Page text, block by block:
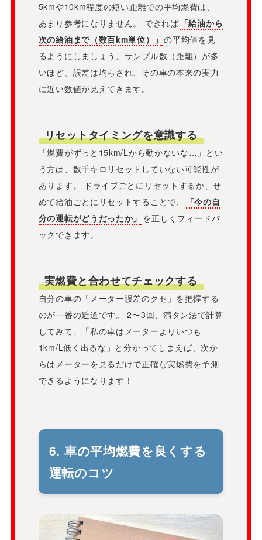
5kmや10km程度の短い距離での平均燃費は、
あまり参考になりません。 できれば 「給油から
次の給油まで（数百km単位）」 の平均値を見
るようにしましょう。サンプル数（距離）が多
いほど、誤差は均らされ、その車の本来の実力
に近い数値が見えてきます。
リセットタイミングを意識する
「燃費がずっと15km/Lから動かないな…」とい
う方は、数千キロリセットしていない可能性が
あります。 ドライブごとにリセットするか、せ
めて給油ごとにリセットすることで、
「今の自
分の運転がどうだったか」 を正しくフィードバ
ックできます。
実燃費と合わせてチェックする
自分の車の「メーター誤差のクセ」を把握する
のが一番の近道です。 2〜3回、満タン法で計算
してみて、「私の車はメーターよりいつも
1km/L低く出るな」と分かってしまえば、次か
らはメーターを見るだけで正確な実燃費を予測
できるようになります！
6. 車の平均燃費を良くする
運転のコツ